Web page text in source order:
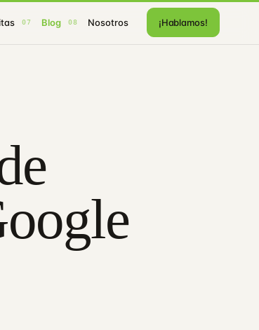
07 Blog 08 Nosotros ¡Hablamos!